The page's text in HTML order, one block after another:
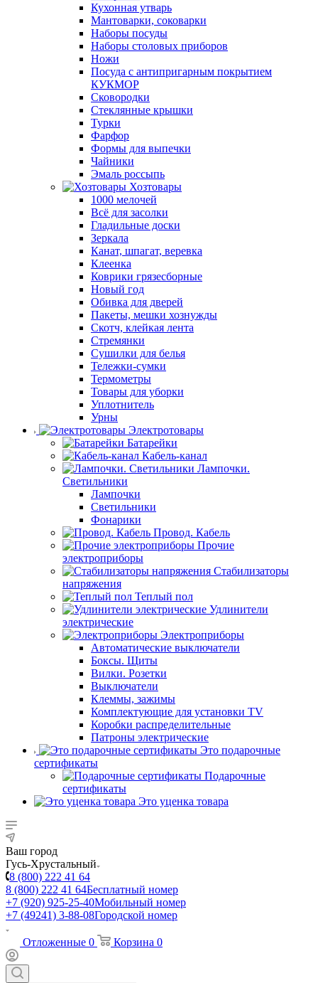
Кухонная утварь
Мантоварки, соковарки
Наборы посуды
Наборы столовых приборов
Ножи
Посуда с антипригарным покрытием
КУКМОР
Сковородки
Стеклянные крышки
Турки
Фарфор
Формы для выпечки
Чайники
Эмаль россыпь
Хозтовары
1000 мелочей
Всё для засолки
Гладильные доски
Зеркала
Канат, шпагат, веревка
Клеенка
Коврики грязесборные
Новый год
Обивка для дверей
Пакеты, мешки хознужды
Скотч, клейкая лента
Стремянки
Сушилки для белья
Тележки-сумки
Термометры
Товары для уборки
Уплотнитель
Урны
Электротовары
Батарейки
Кабель-канал
Лампочки.
Светильники
Лампочки
Светильники
Фонарики
Провод. Кабель
Прочие
электроприборы
Стабилизаторы
напряжения
Теплый пол
Удлинители
электрические
Электроприборы
Автоматические выключатели
Боксы. Щиты
Вилки. Розетки
Выключатели
Клеммы, зажимы
Комплектующие для установки TV
Коробки распределительные
Патроны электрические
Это подарочные
сертификаты
Подарочные
сертификаты
Это уценка товара
Ваш город
Гусь-Хрустальный
8 (800) 222 41 64
8 (800) 222 41 64Бесплатный номер
+7 (920) 925-25-40Мобильный номер
+7 (49241) 3-88-08Городской номер
Отложенные 0 Корзина 0